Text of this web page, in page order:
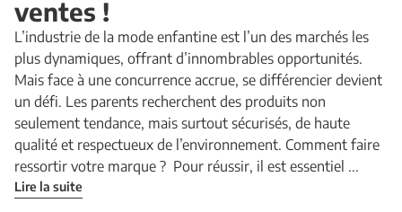
ventes !
L’industrie de la mode enfantine est l’un des marchés les
plus dynamiques, offrant d’innombrables opportunités.
Mais face à une concurrence accrue, se différencier devient
un défi. Les parents recherchent des produits non
seulement tendance, mais surtout sécurisés, de haute
qualité et respectueux de l’environnement. Comment faire
ressortir votre marque ? Pour réussir, il est essentiel ...
Lire la suite